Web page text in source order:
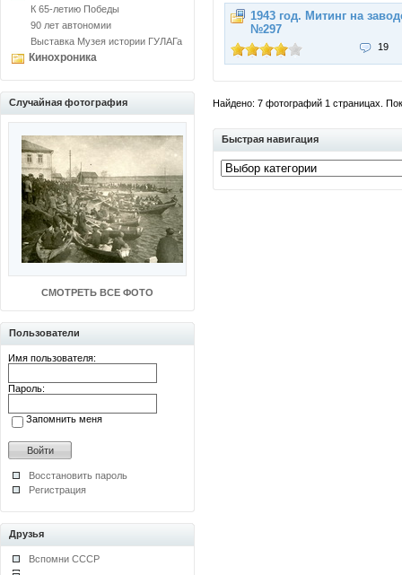
К 65-летию Победы
90 лет автономии
Выставка Музея истории ГУЛАГа
Кинохроника
Случайная фотография
СМОТРЕТЬ ВСЕ ФОТО
Пользователи
Имя пользователя:
Пароль:
Запомнить меня
Восстановить пароль
Регистрация
Друзья
Вспомни СССР
1943 год. Митинг на
№297
19
Найдено: 7 фотографий 1 страницах.
Быстрая навигация